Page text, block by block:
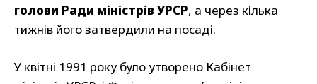
голови Ради міністрів УРСР, а через кілька
тижнів його затвердили на посаді.
У квітні 1991 року було утворено Кабінет